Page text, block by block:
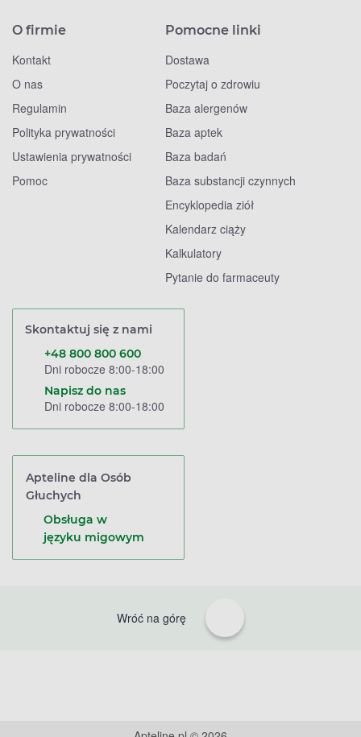
O firmie
Kontakt
O nas
Regulamin
Polityka prywatności
Ustawienia prywatności
Pomoc
Pomocne linki
Dostawa
Poczytaj o zdrowiu
Baza alergenów
Baza aptek
Baza badań
Baza substancji czynnych
Encyklopedia ziół
Kalendarz ciąży
Kalkulatory
Pytanie do farmaceuty
Skontaktuj się z nami
+48 800 800 600
Dni robocze 8:00-18:00
Napisz do nas
Dni robocze 8:00-18:00
Apteline dla Osób
Głuchych
Obsługa w
języku migowym
Wróć na górę